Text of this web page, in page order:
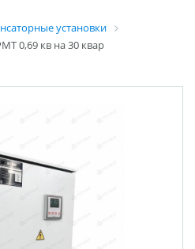
установки
0,69 кв на 30 квар